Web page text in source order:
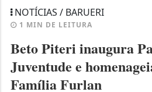
NOTÍCIAS / BARUERI
1 MIN DE LEITURA
Beto Piteri inaugura
Juventude e
Família Furlan